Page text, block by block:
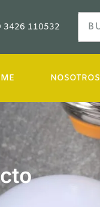
3426 110532
NOSOTROS